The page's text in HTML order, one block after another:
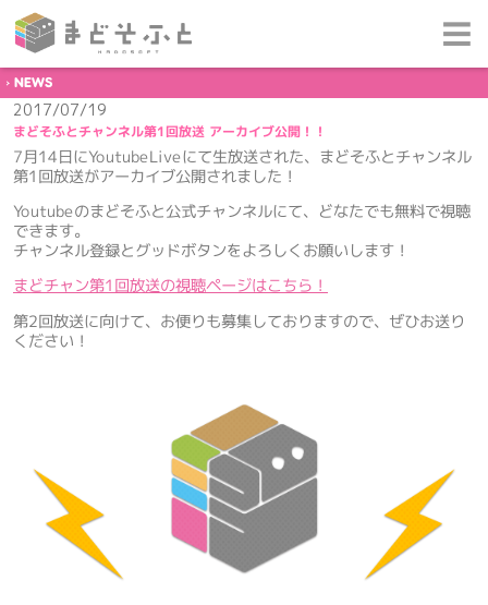
NEWS
2017/07/19
まどそふとチャンネル第1回放送 アーカイブ公開！！
7月14日にYoutubeLiveにて生放送された、まどそふとチャンネル
第1回放送がアーカイブ公開されました！
Youtubeのまどそふと公式チャンネルにて、どなたでも無料で視聴
できます。
チャンネル登録とグッドボタンをよろしくお願いします！
まどチャン第1回放送の視聴ページはこちら！
第2回放送に向けて、お便りも募集しておりますので、ぜひお送り
ください！